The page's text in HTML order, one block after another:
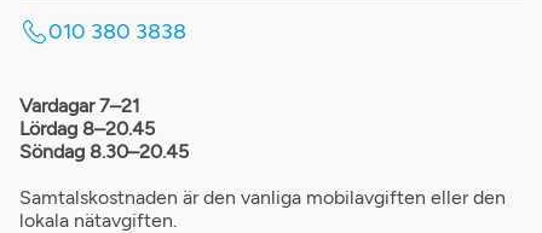
010 380 3838
Vardagar 7–21
Lördag 8–20.45
Söndag 8.30–20.45
Samtalskostnaden är den vanliga mobilavgiften eller den
lokala nätavgiften.